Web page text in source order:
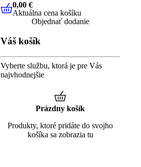
0,00 €Aktuálna cena košíku
0,00 €
Aktuálna cena košíku
Objednať dodanie
Váš košík
Vyberte službu, ktorá je pre Vás
najvhodnejšie
Prázdny košík
Produkty, ktoré pridáte do svojho
košíka sa zobrazia tu